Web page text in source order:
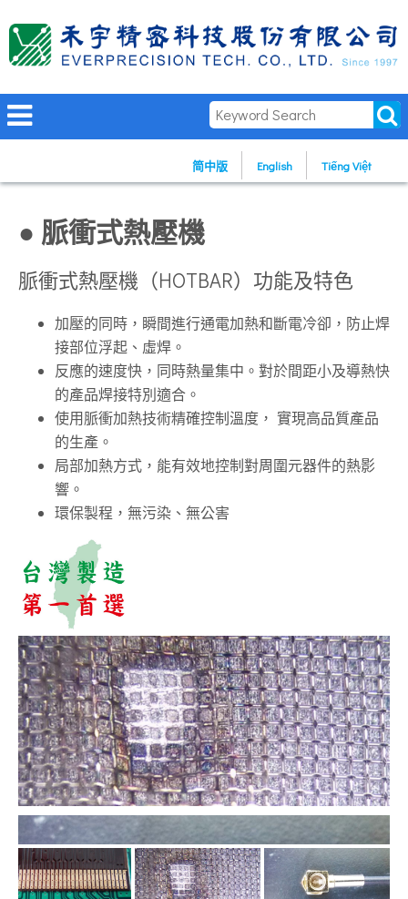
简中版 English Tiếng Việt
● 脈衝式熱壓機
脈衝式熱壓機（HOTBAR）功能及特色
加壓的同時，瞬間進行通電加熱和斷電冷卻，防止焊
接部位浮起、虛焊。
反應的速度快，同時熱量集中。對於間距小及導熱快
的產品焊接特別適合。
使用脈衝加熱技術精確控制溫度， 實現高品質產品
的生產。
局部加熱方式，能有效地控制對周圍元器件的熱影
響。
環保製程，無污染、無公害